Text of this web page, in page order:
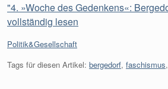
"4. »Woche des Gedenkens«:
vollständig lesen
Kategorien:
Politik&Gesellschaft
Tags für diesen Artikel: bergedorf, faschismus,